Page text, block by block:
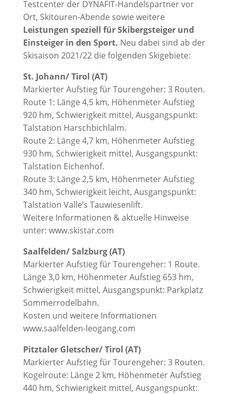
Testcenter der DYNAFIT-Handelspartner vor
Ort, Skitouren-Abende sowie weitere
Leistungen speziell für Skibergsteiger und
Einsteiger in den Sport. Neu dabei sind ab der
Skisaison 2021/22 die folgenden Skigebiete:
St. Johann/ Tirol (AT)
Markierter Aufstieg für Tourengeher: 3 Routen.
Route 1: Länge 4,5 km, Höhenmeter Aufstieg
920 hm, Schwierigkeit mittel, Ausgangspunkt:
Talstation Harschbichlalm.
Route 2: Länge 4,7 km, Höhenmeter Aufstieg
930 hm, Schwierigkeit mittel, Ausgangspunkt:
Talstation Eichenhof.
Route 3: Länge 2,5 km, Höhenmeter Aufstieg
340 hm, Schwierigkeit leicht, Ausgangspunkt:
Talstation Valle’s Tauwiesenlift.
Weitere Informationen & aktuelle Hinweise
unter: www.skistar.com
Saalfelden/ Salzburg (AT)
Markierter Aufstieg für Tourengeher: 1 Route.
Länge 3,0 km, Höhenmeter Aufstieg 653 hm,
Schwierigkeit mittel, Ausgangspunkt: Parkplatz
Sommerrodelbahn.
Kosten und weitere Informationen
www.saalfelden-leogang.com
Pitztaler Gletscher/ Tirol (AT)
Markierter Aufstieg für Tourengeher: 3 Routen.
Kogelroute: Länge 2 km, Höhenmeter Aufstieg
440 hm, Schwierigkeit mittel, Ausgangspunkt: